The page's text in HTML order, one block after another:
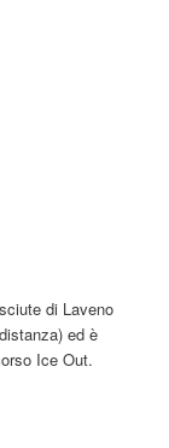
di Laveno
ed è
Ice Out.